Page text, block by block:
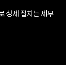
상세 절차는 세부